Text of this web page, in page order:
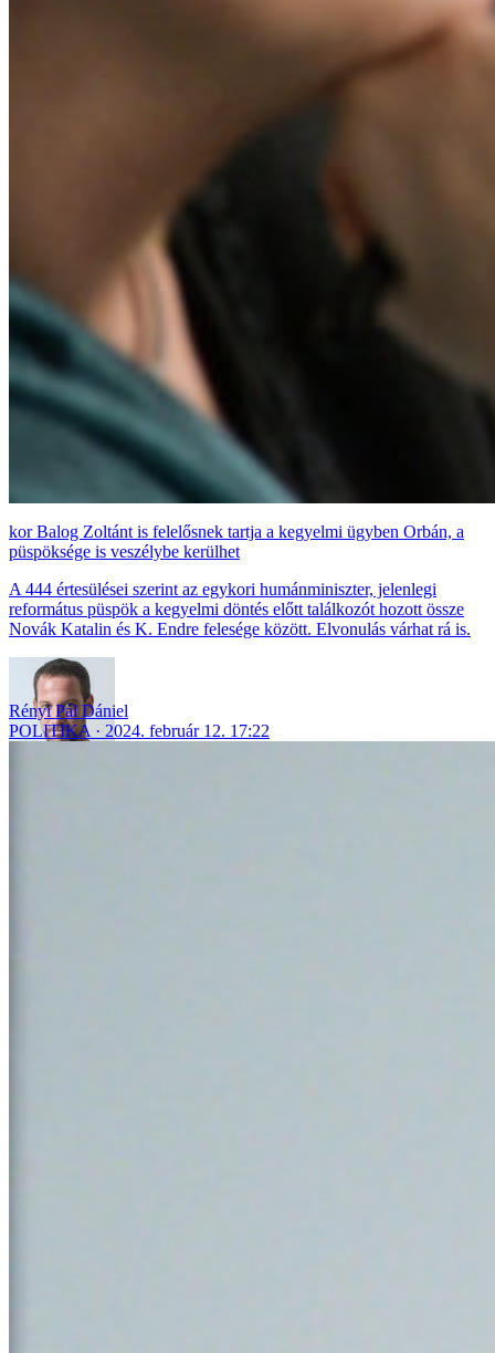
Balog Zoltánt is felelősnek tartja a kegyelmi ügyben Orbán, a
püspöksége is veszélybe kerülhet
A 444 értesülései szerint az egykori humánminiszter, jelenlegi
református püspök a kegyelmi döntés előtt találkozót hozott össze
Novák Katalin és K. Endre felesége között. Elvonulás várhat rá is.
Rényi Pál Dániel
POLITIKA
2024. február 12. 17:22